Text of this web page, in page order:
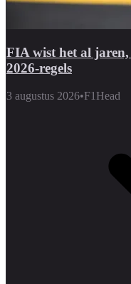
FIA wist het al
2026-regels
3 augustus 2026•F1Head